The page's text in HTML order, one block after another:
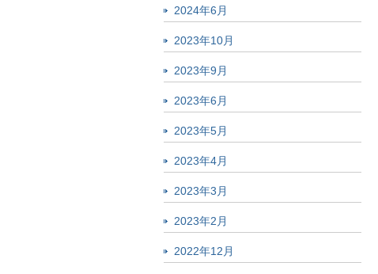
2024年6月
2023年10月
2023年9月
2023年6月
2023年5月
2023年4月
2023年3月
2023年2月
2022年12月